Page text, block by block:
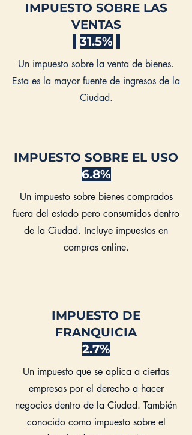
IMPUESTO SOBRE LAS
VENTAS
31.5%
Un impuesto sobre la venta de bienes.
Esta es la mayor fuente de ingresos de la
Ciudad.
IMPUESTO SOBRE EL USO
6.8%
Un impuesto sobre bienes comprados
fuera del estado pero consumidos dentro
de la Ciudad. Incluye impuestos en
compras online.
IMPUESTO DE
FRANQUICIA
2.7%
Un impuesto que se aplica a ciertas
empresas por el derecho a hacer
negocios dentro de la Ciudad. También
conocido como impuesto sobre el